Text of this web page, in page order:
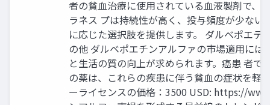
者の貧血治療に使用されている血液製剤で、
ラネス プは持続性が高く、投与頻度が少な
に応じた選択肢を提供します。 ダルベポエ
の他 ダルベポエチンアルファの市場適用に
と生活の質の向上が求められます。癌患 者
の薬は、これらの疾患に伴う貧血の症状を軽
ーライセンスの価格：3500 USD: https://